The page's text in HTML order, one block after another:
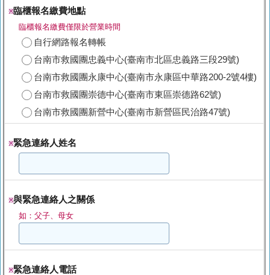
※臨櫃報名繳費地點
臨櫃報名繳費僅限於營業時間
自行網路報名轉帳
台南市救國團忠義中心(臺南市北區忠義路三段29號)
台南市救國團永康中心(臺南市永康區中華路200-2號4樓)
台南市救國團崇德中心(臺南市東區崇德路62號)
台南市救國團新營中心(臺南市新營區民治路47號)
※緊急連絡人姓名
※與緊急連絡人之關係
如：父子、母女
※緊急連絡人電話